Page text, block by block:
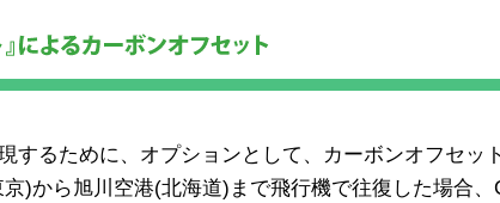
するために、オプションとして、カーボンオフセッ
)から旭川空港(北海道)まで飛行機で往復した場合、